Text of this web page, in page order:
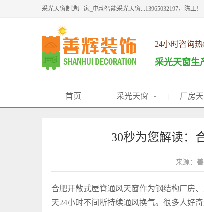
采光天窗制造厂家_电动智能采光天窗...13965032197，陈工！
24小时咨询热
采光天窗生
首页 采光天窗 厂房
30秒为您解读：
来源：
合肥开敞式屋脊通风天窗作为钢结构厂房
天24小时不间断持续通风换气。很多人好